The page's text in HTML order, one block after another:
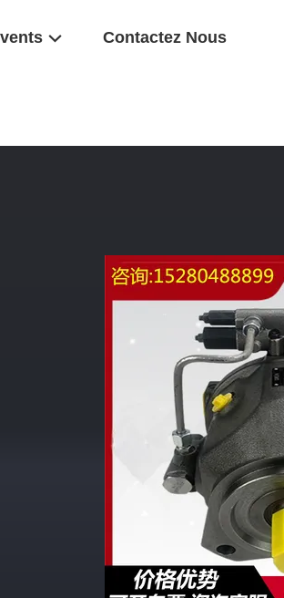
Contactez Nous